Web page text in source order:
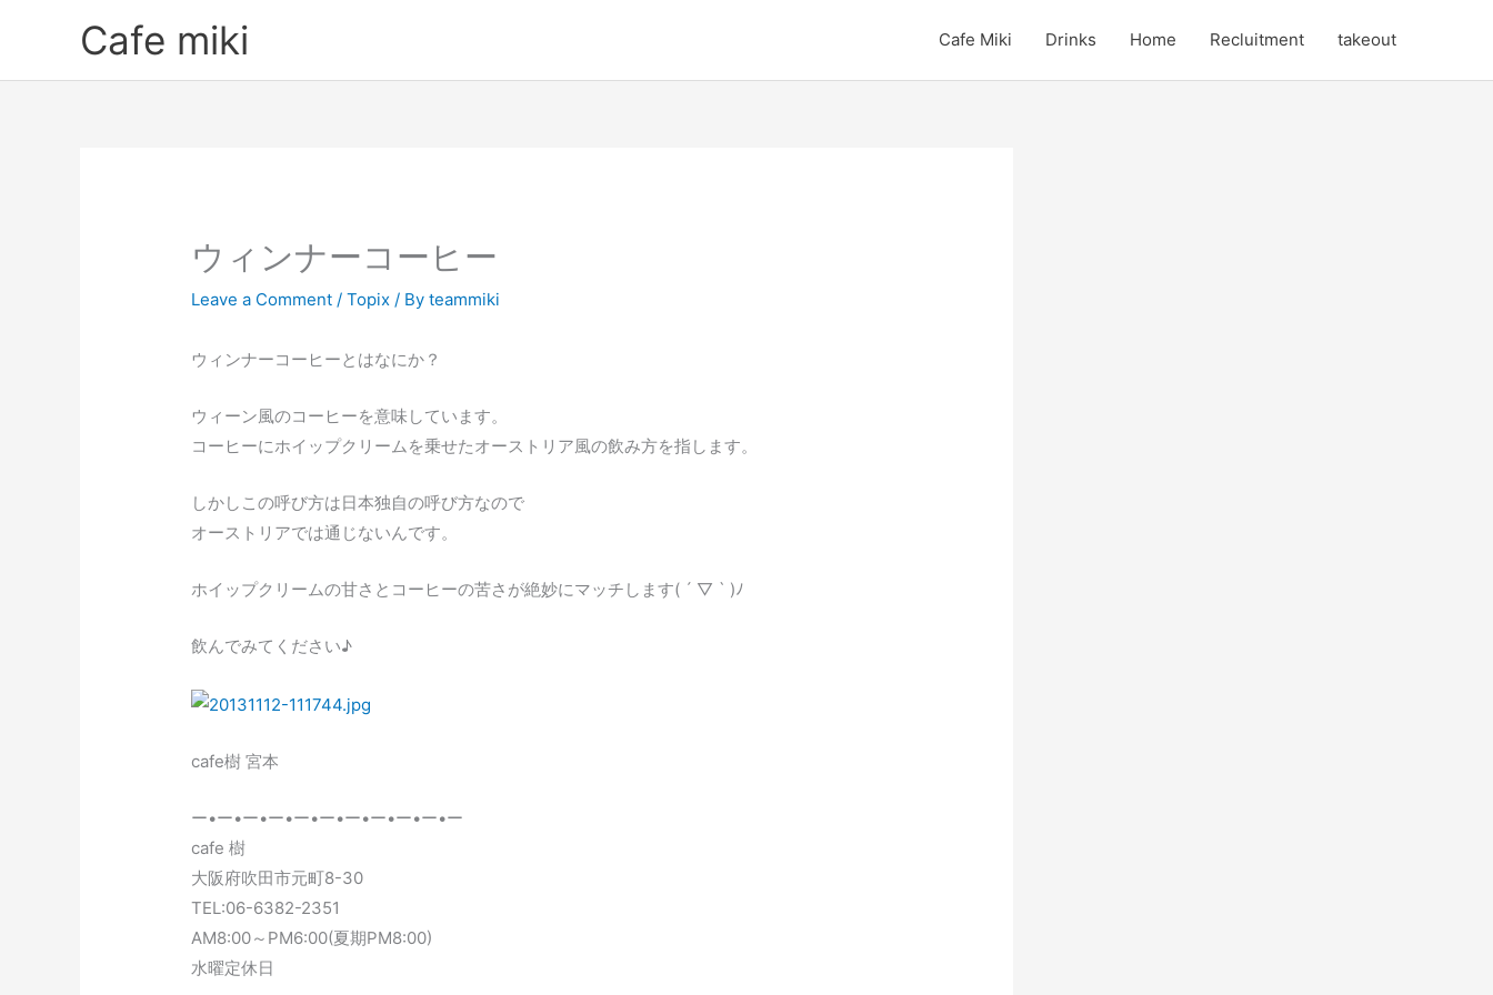
Cafe miki Cafe Miki Drinks Home Recluitment takeout
ウィンナーコーヒー
Leave a Comment /Topix / Byteammiki
ウィンナーコーヒーとはなにか？
ウィーン風のコーヒーを意味しています。
コーヒーにホイップクリームを乗せたオーストリア風の飲み方を指します。
しかしこの呼び方は日本独自の呼び方なので
オーストリアでは通じないんです。
ホイップクリームの甘さとコーヒーの苦さが絶妙にマッチします( ´ ▽ ` )ﾉ
飲んでみてください♪
cafe樹 宮本
ー•ー•ー•ー•ー•ー•ー•ー•ー•ー•ー
cafe 樹
大阪府吹田市元町8-30
TEL:06-6382-2351
AM8:00～PM6:00(夏期PM8:00)
水曜定休日